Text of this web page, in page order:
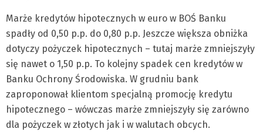
Marże kredytów hipotecznych w euro w BOŚ Banku
spadły od 0,50 p.p. do 0,80 p.p. Jeszcze większa obniżka
dotyczy pożyczek hipotecznych – tutaj marże zmniejszyły
się nawet o 1,50 p.p. To kolejny spadek cen kredytów w
Banku Ochrony Środowiska. W grudniu bank
zaproponował klientom specjalną promocję kredytu
hipotecznego – wówczas marże zmniejszyły się zarówno
dla pożyczek w złotych jak i w walutach obcych.